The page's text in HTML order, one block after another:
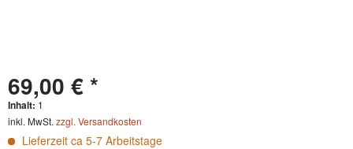
69,00 € *
Inhalt: 1
inkl. MwSt. zzgl. Versandkosten
Lieferzeit ca 5-7 Arbeitstage